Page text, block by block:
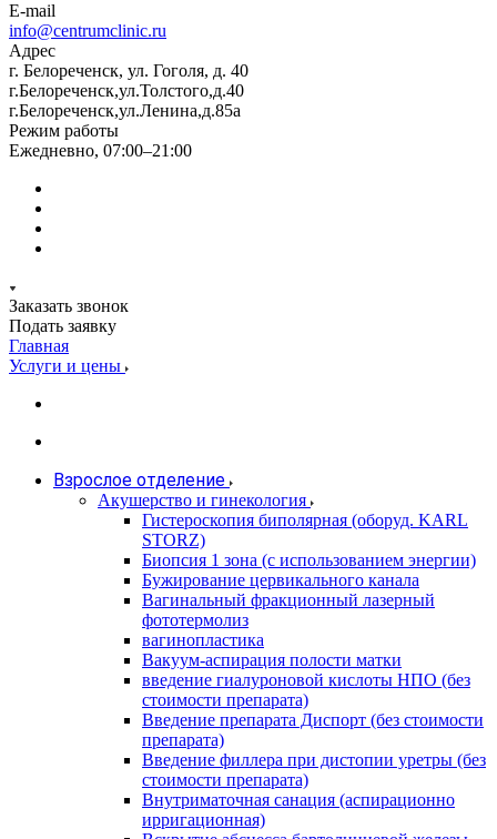
E-mail
info@centrumclinic.ru
Адрес
г. Белореченск, ул. Гоголя, д. 40
г.Белореченск,ул.Толстого,д.40
г.Белореченск,ул.Ленина,д.85а
Режим работы
Ежедневно, 07:00–21:00
Заказать звонок
Подать заявку
Главная
Услуги и цены
Взрослое отделение
Акушерство и гинекология
Гистероскопия биполярная (оборуд. KARL
STORZ)
Биопсия 1 зона (с использованием энергии)
Бужирование цервикального канала
Вагинальный фракционный лазерный
фототермолиз
вагинопластика
Вакуум-аспирация полости матки
введение гиалуроновой кислоты НПО (без
стоимости препарата)
Введение препарата Диспорт (без стоимости
препарата)
Введение филлера при дистопии уретры (без
стоимости препарата)
Внутриматочная санация (аспирационно
ирригационная)